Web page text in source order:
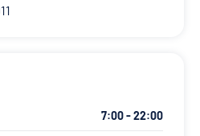
7:00 - 22:00